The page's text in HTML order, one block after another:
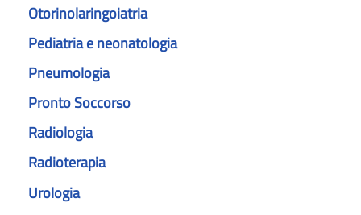
Otorinolaringoiatria
Pediatria e neonatologia
Pneumologia
Pronto Soccorso
Radiologia
Radioterapia
Urologia